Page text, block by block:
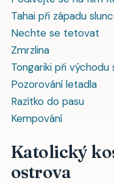
Tahai při západu
Nechte se tetovat
Zmrzlina
Tongariki při východu
Pozorování letadla
Razítko do pasu
Kempování
Katolický
ostrova